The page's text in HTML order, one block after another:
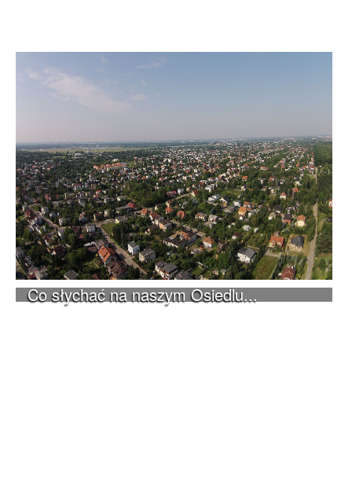
Co słychać na naszym Osiedlu...